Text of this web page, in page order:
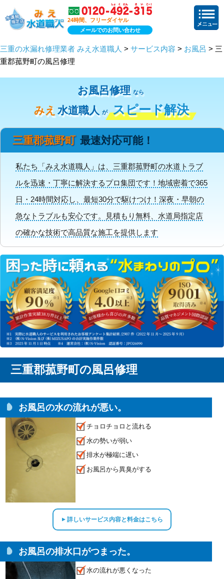
24時間、フリーダイヤル
メールでのお問い合わせ
三重の水漏れ修理業者 みえ水道職人 > サービス内容 > お風呂 > 三
重郡菰野町の風呂修理
お風呂修理 なら
みえ 水道職人 が スピード解決
三重郡菰野町 最速対応可能！
私たち「みえ水道職人」は、三重郡菰野町の水道トラブ
ルを迅速・丁寧に解決するプロ集団です！地域密着で365
日・24時間対応し、最短30分で駆けつけ！深夜・早朝の
急なトラブルも安心です。見積もり無料、水道局指定店
の確かな技術で高品質な施工を提供します
三重郡菰野町の風呂修理
お風呂の水の流れが悪い。
チョロチョロと流れる
水の勢いが弱い
排水が極端に遅い
お風呂から異臭がする
▲詳しいサービス内容と料金はこちら
お風呂の排水口がつまった。
水の流れが悪くなった